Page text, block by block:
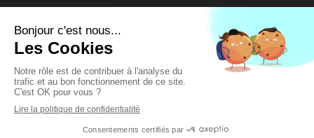
Création et référencement du site par Simplébo
Site partenaire deVetfamily